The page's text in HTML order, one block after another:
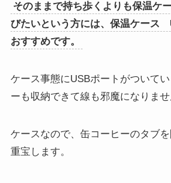
そのままで持ち歩くよりも保温ケ
びたいという方には、保温ケース
おすすめです。
ケース事態にUSBポートがついて
ーも収納できて線も邪魔になりませ
ケースなので、缶コーヒーのタブ
重宝します。